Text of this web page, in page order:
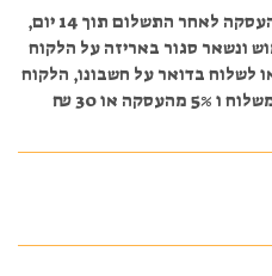
במקרה והלקוח מעוניין לבטל את העסקה לאחר התשלום תוך 14 יום,
ונשאר סגור באריזה על הלקוח
לשלוח בדואר על חשבונו, הלקוח
יזוכה בדמי המוצר בניקיון עלות המשלוח ו 5% מהעסקה או 30 ₪